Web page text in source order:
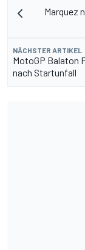
Marquez
NÄCHSTER ARTIKEL
MotoGP Balaton
nach Startunfall